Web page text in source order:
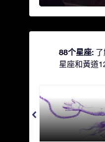
88个星座:
星座和黃道
Andromeda -